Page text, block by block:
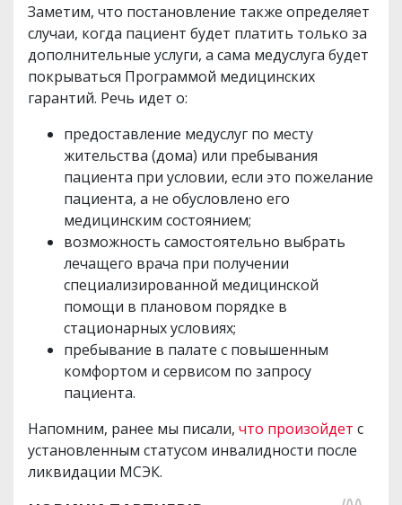
Заметим, что постановление также определяет
случаи, когда пациент будет платить только за
дополнительные услуги, а сама медуслуга будет
покрываться Программой медицинских
гарантий. Речь идет о:
предоставление медуслуг по месту
жительства (дома) или пребывания
пациента при условии, если это пожелание
пациента, а не обусловлено его
медицинским состоянием;
возможность самостоятельно выбрать
лечащего врача при получении
специализированной медицинской
помощи в плановом порядке в
стационарных условиях;
пребывание в палате с повышенным
комфортом и сервисом по запросу
пациента.
Напомним, ранее мы писали, что произойдет с
установленным статусом инвалидности после
ликвидации МСЭК.